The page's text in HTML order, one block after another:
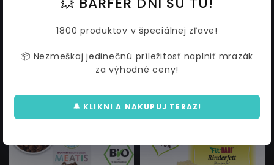
- cdVet
Losos s kuracím mäsom 100 g
1800 produktov v špeciálnej zľave!
📦 Nezmeškaj jedinečnú príležitosť naplniť mrazák
za výhodné ceny!
🔔 KLIKNI A NAKUPUJ TERAZ!